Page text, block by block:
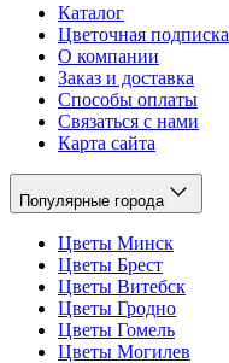
Каталог
Цветочная подписка
О компании
Заказ и доставка
Способы оплаты
Связаться с нами
Карта сайта
Популярные города
Цветы Минск
Цветы Брест
Цветы Витебск
Цветы Гродно
Цветы Гомель
Цветы Могилев